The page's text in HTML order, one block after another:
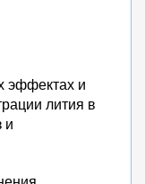
эффектах и
лития в
и